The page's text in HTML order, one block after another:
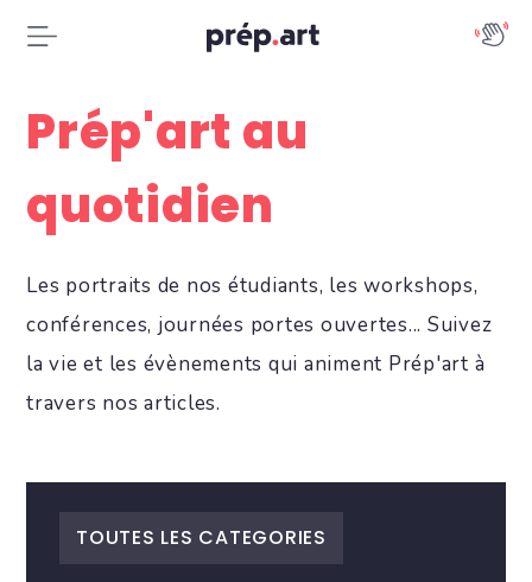
Prép'art au
quotidien
Les portraits de nos étudiants, les workshops,
conférences, journées portes ouvertes... Suivez
la vie et les évènements qui animent Prép'art à
travers nos articles.
TOUTES LES CATEGORIES